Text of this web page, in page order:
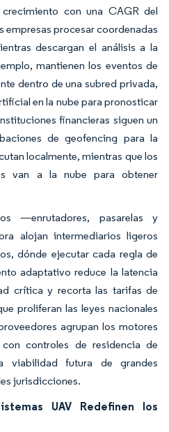
con una CAGR del
empresas procesar coordenadas
descargan el análisis a la
mantienen los eventos de
dentro de una subred privada,
en la nube para pronosticar
financieras siguen un
de geofencing para la
localmente, mientras que los
van a la nube para obtener
—enrutadores, pasarelas y
alojan intermediarios ligeros
dónde ejecutar cada regla de
adaptativo reduce la latencia
crítica y recorta las tarifas de
proliferan las leyes nacionales
agrupan los motores
controles de residencia de
viabilidad futura de grandes
jurisdicciones.
UAV Redefinen los